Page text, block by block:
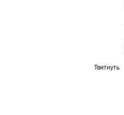
Твитнуть